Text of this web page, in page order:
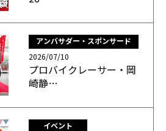
アンバサダー・スポンサード
2026/07/10
プロバイクレーサー・岡
崎静…
イベント